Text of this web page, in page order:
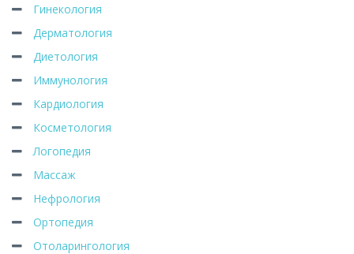
Гинекология
Дерматология
Диетология
Иммунология
Кардиология
Косметология
Логопедия
Массаж
Нефрология
Ортопедия
Отоларингология